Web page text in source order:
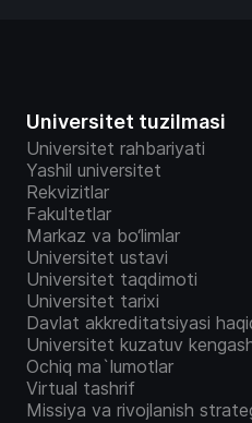
Universitet tuzilmasi
Universitet rahbariyati
Yashil universitet
Rekvizitlar
Fakultetlar
Markaz va bo‘limlar
Universitet ustavi
Universitet taqdimoti
Universitet tarixi
Davlat akkreditatsiyasi
Universitet kuzatuv
Ochiq ma`lumotlar
Virtual tashrif
Missiya va rivojlanish